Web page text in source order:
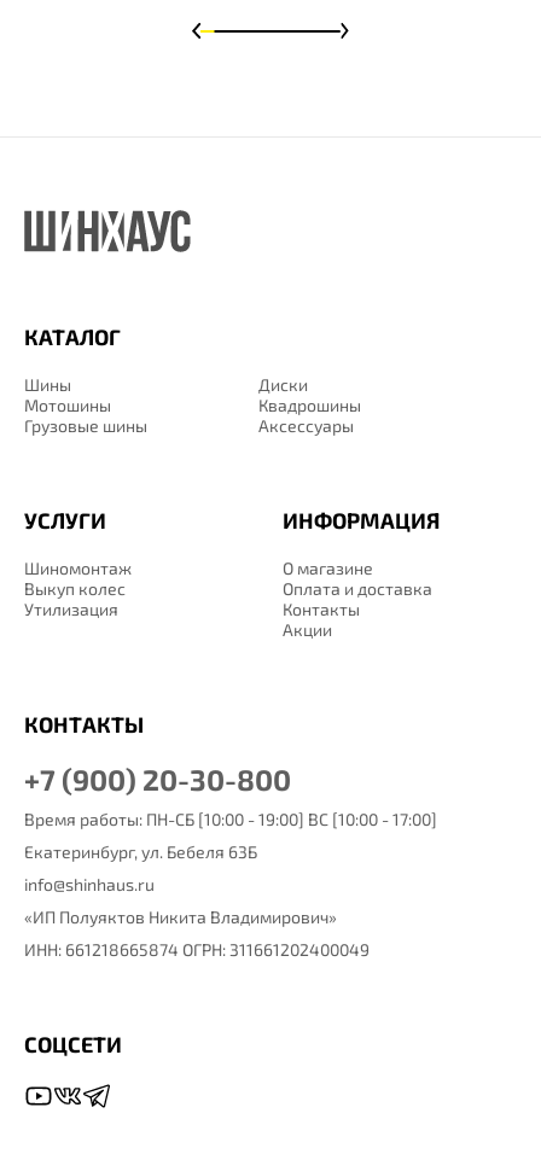
КАТАЛОГ
Шины
Диски
Мотошины
Квадрошины
Грузовые шины
Аксессуары
ИНФОРМАЦИЯ
О магазине
Оплата и доставка
Контакты
Акции
УСЛУГИ
Шиномонтаж
Выкуп колес
Утилизация
КОНТАКТЫ
+7 (900) 20-30-800
Время работы: ПН-СБ [10:00 - 19:00] ВС [10:00 - 17:00]
Екатеринбург, ул. Бебеля 63Б
info@shinhaus.ru
«ИП Полуяктов Никита Владимирович»
ИНН: 661218665874 ОГРН: 311661202400049
СОЦСЕТИ